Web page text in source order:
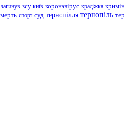
загинув зсу київ коронавірус крадіжка
спорт суд тернопілля тернопіль